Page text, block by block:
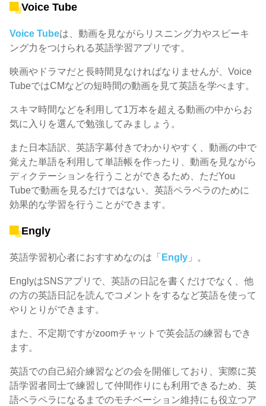
Voice Tube
Voice Tubeは、動画を見ながらリスニング力やスピーキ
ング力をつけられる英語学習アプリです。
映画やドラマだと長時間見なければなりませんが、Voice
TubeではCMなどの短時間の動画を見て英語を学べます。
スキマ時間などを利用して1万本を超える動画の中からお
気に入りを選んで勉強してみましょう。
また日本語訳、英語字幕付きでわかりやすく、動画の中で
覚えた単語を利用して単語帳を作ったり、動画を見ながら
ディクテーションを行うことができるため、ただYou
Tubeで動画を見るだけではない、英語ペラペラのために
効果的な学習を行うことができます。
Engly
英語学習初心者におすすめなのは「 Engly 」。
EnglyはSNSアプリで、英語の日記を書くだけでなく、他
の方の英語日記を読んでコメントをするなど英語を使って
やりとりができます。
また、不定期ですがzoomチャットで英会話の練習もでき
ます。
英語での自己紹介練習などの会を開催しており、実際に英
語学習者同士で練習して仲間作りにも利用できるため、英
語ペラペラになるまでのモチベーション維持にも役立つア